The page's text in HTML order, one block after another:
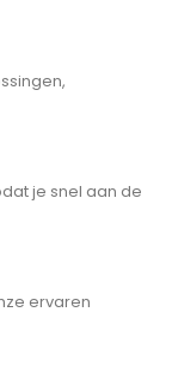
je snel aan de
ervaren